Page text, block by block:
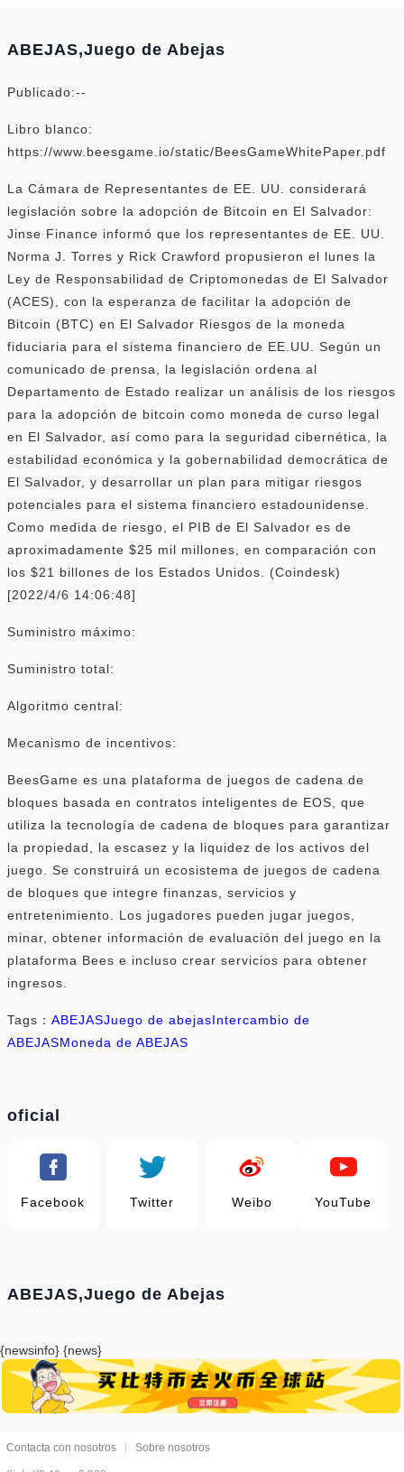
ABEJAS,Juego de Abejas
Publicado:--
Libro blanco:
https://www.beesgame.io/static/BeesGameWhitePaper.pdf
La Cámara de Representantes de EE. UU. considerará
legislación sobre la adopción de Bitcoin en El Salvador:
Jinse Finance informó que los representantes de EE. UU.
Norma J. Torres y Rick Crawford propusieron el lunes la
Ley de Responsabilidad de Criptomonedas de El Salvador
(ACES), con la esperanza de facilitar la adopción de
Bitcoin (BTC) en El Salvador Riesgos de la moneda
fiduciaria para el sistema financiero de EE.UU. Según un
comunicado de prensa, la legislación ordena al
Departamento de Estado realizar un análisis de los riesgos
para la adopción de bitcoin como moneda de curso legal
en El Salvador, así como para la seguridad cibernética, la
estabilidad económica y la gobernabilidad democrática de
El Salvador, y desarrollar un plan para mitigar riesgos
potenciales para el sistema financiero estadounidense.
Como medida de riesgo, el PIB de El Salvador es de
aproximadamente $25 mil millones, en comparación con
los $21 billones de los Estados Unidos. (Coindesk)
[2022/4/6 14:06:48]
Suministro máximo:
Suministro total:
Algoritmo central:
Mecanismo de incentivos:
BeesGame es una plataforma de juegos de cadena de
bloques basada en contratos inteligentes de EOS, que
utiliza la tecnología de cadena de bloques para garantizar
la propiedad, la escasez y la liquidez de los activos del
juego. Se construirá un ecosistema de juegos de cadena
de bloques que integre finanzas, servicios y
entretenimiento. Los jugadores pueden jugar juegos,
minar, obtener información de evaluación del juego en la
plataforma Bees e incluso crear servicios para obtener
ingresos.
Tags： ABEJASJuego de abejasIntercambio de
ABEJASMoneda de ABEJAS
oficial
Facebook Twitter Weibo YouTube
ABEJAS,Juego de Abejas
{newsinfo} {news}
Contacta con nosotros Sobre nosotros